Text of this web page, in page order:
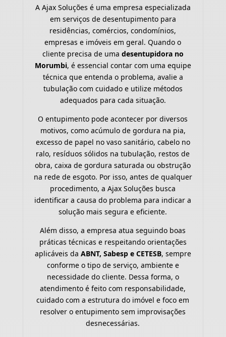
A Ajax Soluções é uma empresa especializada
em serviços de desentupimento para
residências, comércios, condomínios,
empresas e imóveis em geral. Quando o
cliente precisa de uma desentupidora no
Morumbi, é essencial contar com uma equipe
técnica que entenda o problema, avalie a
tubulação com cuidado e utilize métodos
adequados para cada situação.
O entupimento pode acontecer por diversos
motivos, como acúmulo de gordura na pia,
excesso de papel no vaso sanitário, cabelo no
ralo, resíduos sólidos na tubulação, restos de
obra, caixa de gordura saturada ou obstrução
na rede de esgoto. Por isso, antes de qualquer
procedimento, a Ajax Soluções busca
identificar a causa do problema para indicar a
solução mais segura e eficiente.
Além disso, a empresa atua seguindo boas
práticas técnicas e respeitando orientações
aplicáveis da ABNT, Sabesp e CETESB, sempre
conforme o tipo de serviço, ambiente e
necessidade do cliente. Dessa forma, o
atendimento é feito com responsabilidade,
cuidado com a estrutura do imóvel e foco em
resolver o entupimento sem improvisações
desnecessárias.